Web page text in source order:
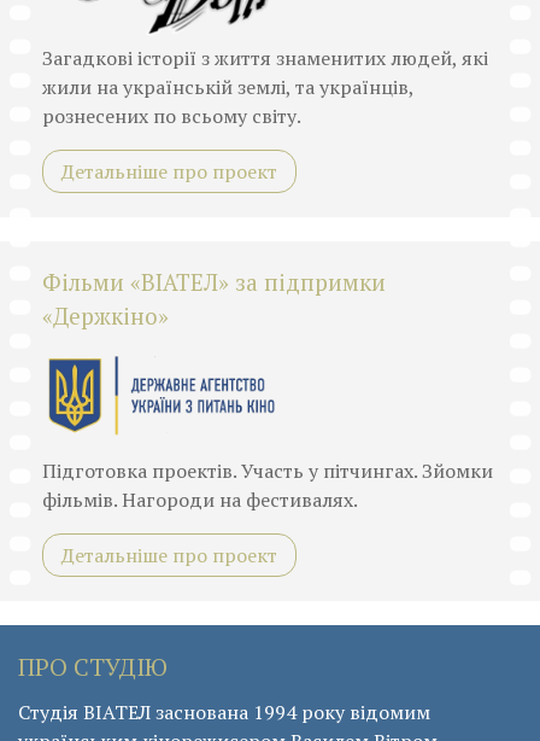
Загадкові історії з життя знаменитих людей, які
жили на українській землі, та українців,
рознесених по всьому світу.
Детальніше про проект
Фільми «ВІАТЕЛ» за підпримки
«Держкіно»
Підготовка проектів. Участь у пітчингах. Зйомки
фільмів. Нагороди на фестивалях.
Детальніше про проект
ПРО СТУДІЮ
Студія ВІАТЕЛ заснована 1994 року відомим